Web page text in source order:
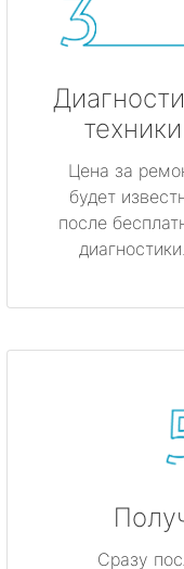
техники
Цена за
будет
после
диагностики.
Сразу